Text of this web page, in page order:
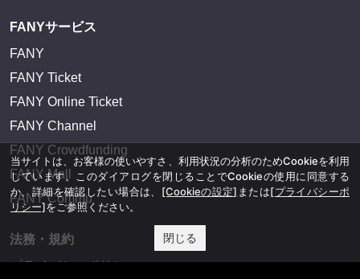
FANYサービス
FANY
FANY Ticket
FANY Online Ticket
FANY Channel
FANY Crowdfunding
FANY Mall
FANY Commu
法務・規約
プライバシーポリシー
当サイトは、お客様の使いやすさ、利用状況の分析のためCookieを利用
しています。このダイアログを閉じることでCookieの使用に同意する
か、詳細を確認したい場合は、 [Cookieの設定] または[プライバシーポ
リシー]をご参照ください。
閉じる